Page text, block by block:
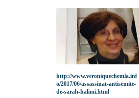
http://www.veroniquechemla.inf
o/2017/06/assassinat-antisemite-
de-sarah-halimi.html